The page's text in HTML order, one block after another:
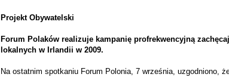
Projekt Obywatelski
Forum Polaków realizuje kampanię profrekwencyjną
lokalnych w Irlandii w 2009.
Na ostatnim spotkaniu Forum Polonia, 7 września, uzgodniono,